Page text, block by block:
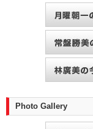
Photo Gallery